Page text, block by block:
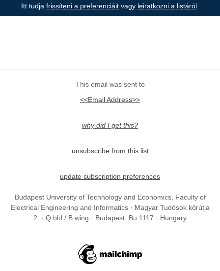
Itt tudja frissíteni a preferenciáit vagy leiratkozni a listáról
This email was sent to
<<Email Address>>
why did I get this?
unsubscribe from this list
update subscription preferences
Budapest University of Technology and Economics, Faculty of
Electrical Engineering and Informatics · Magyar Tudósok körútja
2. · Q bld / B wing · Budapest, Bu 1117 · Hungary